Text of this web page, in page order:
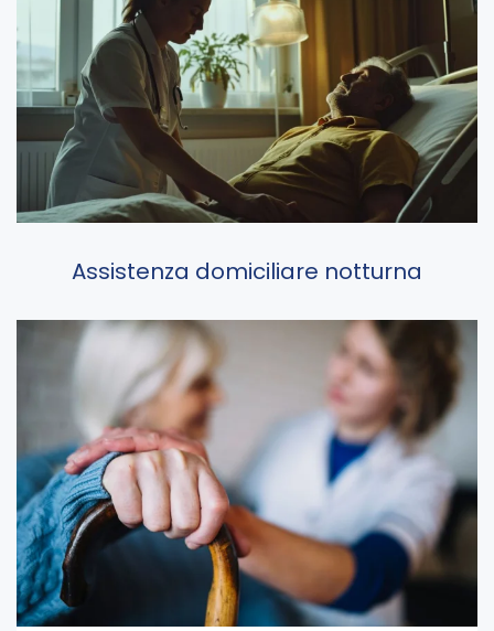
Assistenza domiciliare notturna